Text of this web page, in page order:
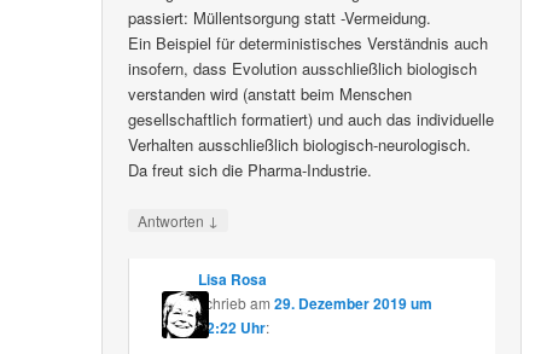
passiert: Müllentsorgung statt -Vermeidung.
Ein Beispiel für deterministisches Verständnis auch
insofern, dass Evolution ausschließlich biologisch
verstanden wird (anstatt beim Menschen
gesellschaftlich formatiert) und auch das individuelle
Verhalten ausschließlich biologisch-neurologisch.
Da freut sich die Pharma-Industrie.
Antworten ↓
Lisa Rosa
schriebam 29. Dezember 2019 um
12:22 Uhr: